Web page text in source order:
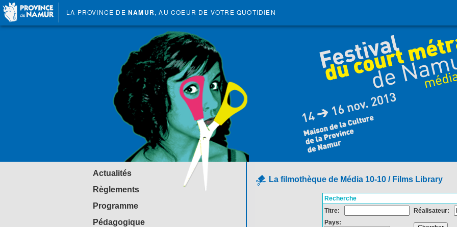
LA PROVINCE DE NAMUR, AU COEUR DE VOTRE QUOTIDIEN
Actualités
Règlements
Programme
Pédagogique
La filmothèque de Média 10-10 / Films Library
Recherche
Titre:
Réalisateur:
Pays: